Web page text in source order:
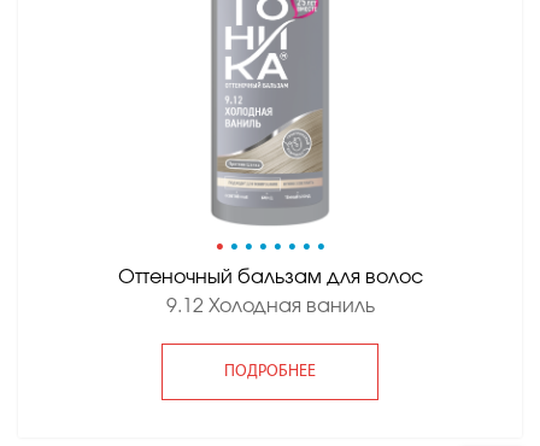
• • • • • • • •
Оттеночный бальзам для волос
9.12 Холодная ваниль
ПОДРОБНЕЕ